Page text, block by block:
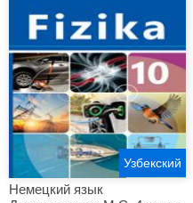
Немецкий язык
Узбекский